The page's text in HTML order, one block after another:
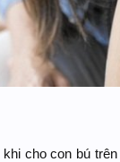
cho con bú